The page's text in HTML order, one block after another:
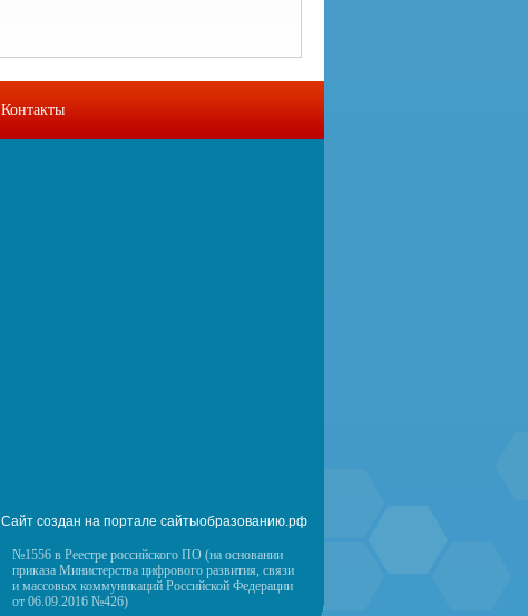
Контакты
Сайт создан на портале сайтыобразованию.рф
№1556 в Реестре российского ПО (на основании
приказа Министерства цифрового развития, связи
и массовых коммуникаций Российской Федерации
от 06.09.2016 №426)